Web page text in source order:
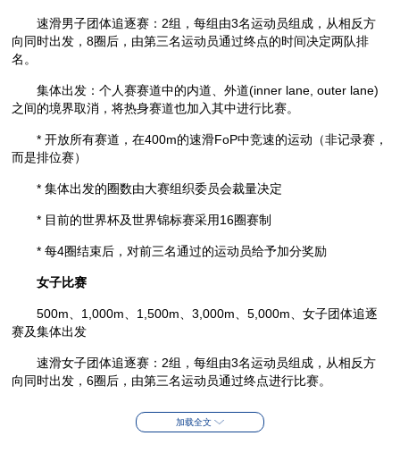
速滑男子团体追逐赛：2组，每组由3名运动员组成，从相反方
向同时出发，8圈后，由第三名运动员通过终点的时间决定两队排
名。
集体出发：个人赛赛道中的内道、外道(inner lane, outer lane)
之间的境界取消，将热身赛道也加入其中进行比赛。
* 开放所有赛道，在400m的速滑FoP中竞速的运动（非记录赛，
而是排位赛）
* 集体出发的圈数由大赛组织委员会裁量决定
* 目前的世界杯及世界锦标赛采用16圈赛制
* 每4圈结束后，对前三名通过的运动员给予加分奖励
女子比赛
500m、1,000m、1,500m、3,000m、5,000m、女子团体追逐
赛及集体出发
速滑女子团体追逐赛：2组，每组由3名运动员组成，从相反方
向同时出发，6圈后，由第三名运动员通过终点进行比赛。
加载全文